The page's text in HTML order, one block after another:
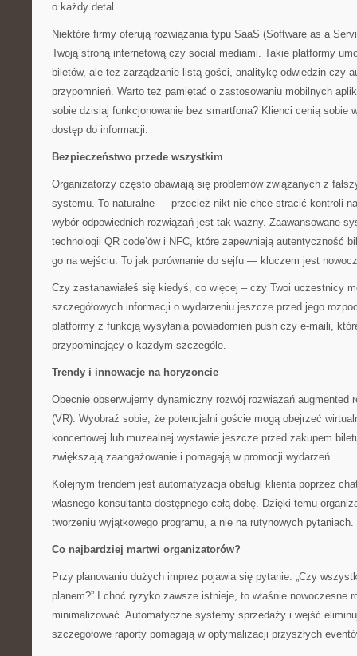
o każdy detal.
Niektóre firmy oferują rozwiązania typu SaaS (Software as a
Twoją stroną internetową czy social mediami. Takie platformy
biletów, ale też zarządzanie listą gości, analitykę odwiedzin czy
przypomnień. Warto też pamiętać o zastosowaniu mobilnych
sobie dzisiaj funkcjonowanie bez smartfona? Klienci cenią sobie
dostęp do informacji.
Bezpieczeństwo przede wszystkim
Organizatorzy często obawiają się problemów związanych z
systemu. To naturalne — przecież nikt nie chce stracić kontroli
wybór odpowiednich rozwiązań jest tak ważny. Zaawansowane
technologii QR code’ów i NFC, które zapewniają autentyczność
go na wejściu. To jak porównanie do sejfu — kluczem jest
Czy zastanawiałeś się kiedyś, co więcej – czy Twoi uczestnicy
szczegółowych informacji o wydarzeniu jeszcze przed jego
platformy z funkcją wysyłania powiadomień push czy e-maili,
przypominający o każdym szczególe.
Trendy i innowacje na horyzoncie
Obecnie obserwujemy dynamiczny rozwój rozwiązań augmented
(VR). Wyobraź sobie, że potencjalni goście mogą obejrzeć
koncertowej lub muzealnej wystawie jeszcze przed zakupem
zwiększają zaangażowanie i pomagają w promocji wydarzeń.
Kolejnym trendem jest automatyzacja obsługi klienta poprzez
własnego konsultanta dostępnego całą dobę. Dzięki temu
tworzeniu wyjątkowego programu, a nie na rutynowych pytaniach.
Co najbardziej martwi organizatorów?
Przy planowaniu dużych imprez pojawia się pytanie: „Czy
planem?” I choć ryzyko zawsze istnieje, to właśnie nowoczesne
minimalizować. Automatyczne systemy sprzedaży i wejść
szczegółowe raporty pomagają w optymalizacji przyszłych